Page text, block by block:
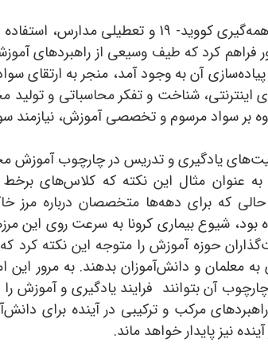
برخلاف چالش‌های ایجاد شده از همه‌گیری
فراهم کرد که طیف وسیعی از راهبردهای
آن به وجود آمد، منجر به ارتقای
اینترنتی، شناخت و تفکر محاسباتی و
بر سواد مرسوم و تخصصی آموزش، نیازمند
یادگیری و تدریس در چارچوب آموزش
به عنوان مثال این نکته که کلاس‌های
حالی که برای دهه‌ها متخصصان درباره
بود، شیوع بیماری کرونا به سرعت روی
معلمان و دانش‌آموزان بدهند. به مرور
آن بتوانند فرایند یادگیری و آموزش
راهبردهای مرکب و ترکیبی در آینده برای
نیز پایدار خواهد ماند.